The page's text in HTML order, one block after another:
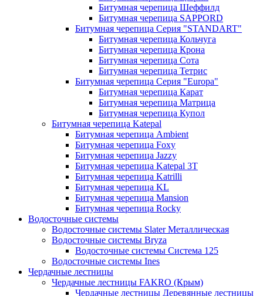
Битумная черепица Шеффилд
Битумная черепица SAPPORD
Битумная черепица Серия "STANDART"
Битумная черепица Кольчуга
Битумная черепица Крона
Битумная черепица Сота
Битумная черепица Тетрис
Битумная черепица Серия "Europa"
Битумная черепица Карат
Битумная черепица Матрица
Битумная черепица Купол
Битумная черепица Katepal
Битумная черепица Ambient
Битумная черепица Foxy
Битумная черепица Jazzy
Битумная черепица Katepal 3T
Битумная черепица Katrilli
Битумная черепица KL
Битумная черепица Mansion
Битумная черепица Rocky
Водосточные системы
Водосточные системы Slater Металлическая
Водосточные системы Bryza
Водосточные системы Система 125
Водосточные системы Ines
Чердачные лестницы
Чердачные лестницы FAKRO (Крым)
Чердачные лестницы Деревянные лестницы